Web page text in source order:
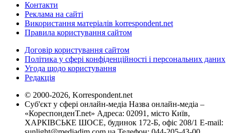
Контакти
Реклама на сайті
Використання матеріалів korrespondent.net
Правила користування сайтом
Договір користування сайтом
Політика у сфері конфіденційності і персональних даних
Угода щодо користування
Редакція
© 2000-2026, Korrespondent.net
Суб'єкт у сфері онлайн-медіа Назва онлайн-медіа –
«КореспонденТ.net» Адреса: 02091, місто Київ,
ХАРКІВСЬКЕ ШОСЕ, будинок 172-Б, офіс 208/1 E-mail: